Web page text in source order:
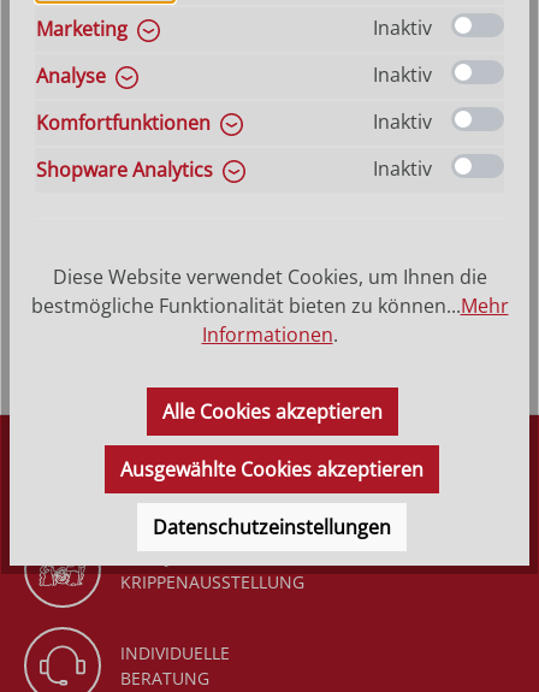
Produkt Anzahl: Gib den gewünschten
VERSANDKOSTENFREI (DE) AB 150,-*
Namenspatron mit Heiligenname, Hinterglasmalerei
Rahmen aus Echth…Mehr
DÜRR KRIPPEN
SEIT 1977
GANZJÄHRIGE
KRIPPENAUSSTELLUNG
INDIVIDUELLE
BERATUNG
Marketing
Inaktiv
Analyse
Inaktiv
Komfortfunktionen
Inaktiv
Shopware Analytics
Inaktiv
Diese Website verwendet Cookies, um Ihnen die
bestmögliche Funktionalität bieten zu können...Mehr
Informationen.
Alle Cookies akzeptieren
Ausgewählte Cookies akzeptieren
Datenschutzeinstellungen